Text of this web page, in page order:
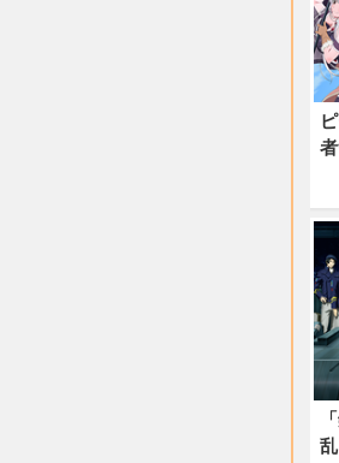
乱